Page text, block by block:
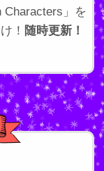
Characters」を
！ 随時更新！